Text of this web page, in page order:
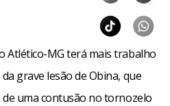
Atlético-MG terá mais trabalho
grave lesão de Obina, que
uma contusão no tornozelo